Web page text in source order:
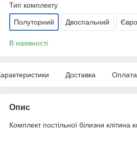
Тип комплекту
Полуторний Двоспальний Євро
В наявності
Доставка Оплата
Опис
Комплект постільної білизни клітина